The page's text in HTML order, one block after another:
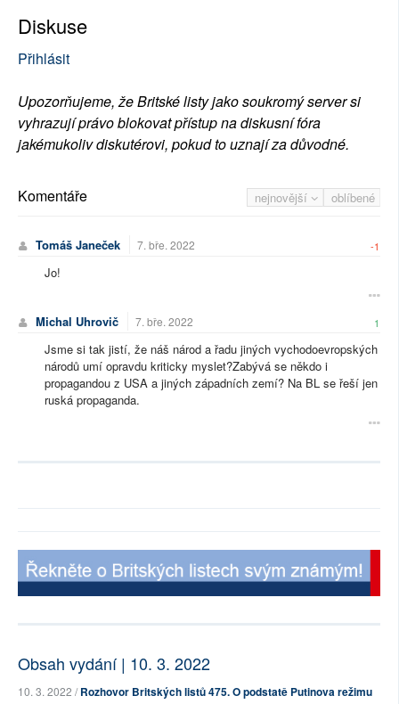
Diskuse
Přihlásit
Upozorňujeme, že Britské listy jako soukromý server si
vyhrazují právo blokovat přístup na diskusní fóra
jakémukoliv diskutérovi, pokud to uznají za důvodné.
nejnovější oblíbené
Komentáře
Tomáš Janeček 7. bře. 2022 -1
Jo!
Michal Uhrovič 7. bře. 2022 1
Jsme si tak jistí, že náš národ a řadu jiných vychodoevropských
národů umí opravdu kriticky myslet?Zabývá se někdo i
propagandou z USA a jiných západních zemí? Na BL se řeší jen
ruská propaganda.
Obsah vydání | 10. 3. 2022
10. 3. 2022 /Rozhovor Britských listů 475. O podstatě Putinova režimu